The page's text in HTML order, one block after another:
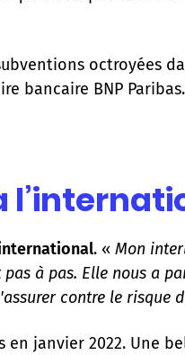
octroyées
bancaire BNP Paribas.
. « Mon
à pas. Elle nous a
contre le risque
en janvier 2022. Une